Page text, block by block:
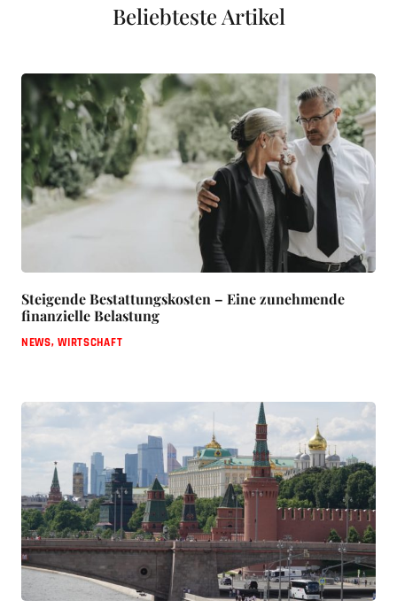
Beliebteste Artikel
Steigende Bestattungskosten – Eine zunehmende
finanzielle Belastung
NEWS,WIRTSCHAFT